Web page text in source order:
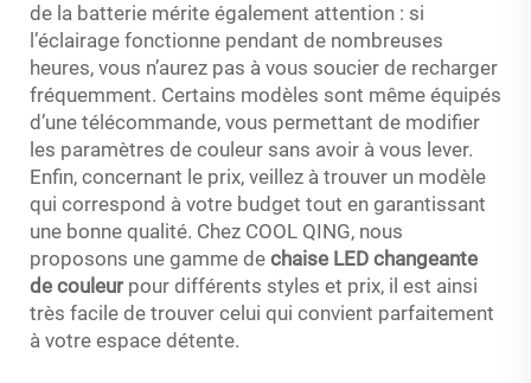
de la batterie mérite également attention : si
l’éclairage fonctionne pendant de nombreuses
heures, vous n’aurez pas à vous soucier de recharger
fréquemment. Certains modèles sont même équipés
d’une télécommande, vous permettant de modifier
les paramètres de couleur sans avoir à vous lever.
Enfin, concernant le prix, veillez à trouver un modèle
qui correspond à votre budget tout en garantissant
une bonne qualité. Chez COOL QING, nous
proposons une gamme de chaise LED changeante
de couleur pour différents styles et prix, il est ainsi
très facile de trouver celui qui convient parfaitement
à votre espace détente.